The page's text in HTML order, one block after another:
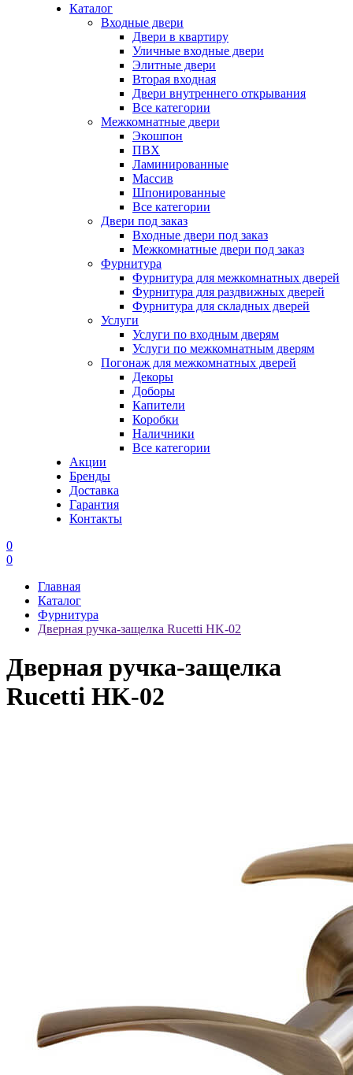
Каталог
Входные двери
Двери в квартиру
Уличные входные двери
Элитные двери
Вторая входная
Двери внутреннего открывания
Все категории
Межкомнатные двери
Экошпон
ПВХ
Ламинированные
Массив
Шпонированные
Все категории
Двери под заказ
Входные двери под заказ
Межкомнатные двери под заказ
Фурнитура
Фурнитура для межкомнатных дверей
Фурнитура для раздвижных дверей
Фурнитура для складных дверей
Услуги
Услуги по входным дверям
Услуги по межкомнатным дверям
Погонаж для межкомнатных дверей
Декоры
Доборы
Капители
Коробки
Наличники
Все категории
Акции
Бренды
Доставка
Гарантия
Контакты
0
0
Главная
Каталог
Фурнитура
Дверная ручка-защелка Rucetti HK-02
Дверная ручка-защелка
Rucetti HK-02